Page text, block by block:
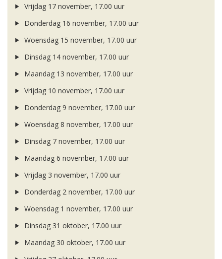
Vrijdag 17 november, 17.00 uur
Donderdag 16 november, 17.00 uur
Woensdag 15 november, 17.00 uur
Dinsdag 14 november, 17.00 uur
Maandag 13 november, 17.00 uur
Vrijdag 10 november, 17.00 uur
Donderdag 9 november, 17.00 uur
Woensdag 8 november, 17.00 uur
Dinsdag 7 november, 17.00 uur
Maandag 6 november, 17.00 uur
Vrijdag 3 november, 17.00 uur
Donderdag 2 november, 17.00 uur
Woensdag 1 november, 17.00 uur
Dinsdag 31 oktober, 17.00 uur
Maandag 30 oktober, 17.00 uur